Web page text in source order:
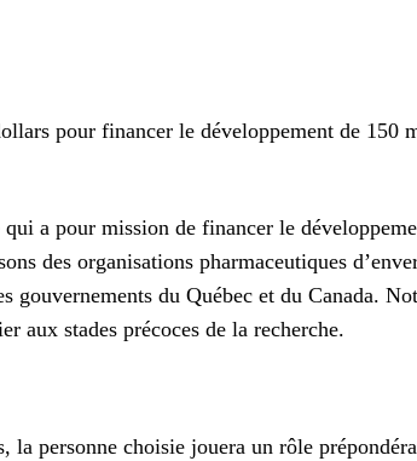
pour financer le développement de 150
a pour mission de financer le
des organisations pharmaceutiques
du Québec et du Canada.
aux stades précoces de la recherche.
personne choisie jouera un rôle